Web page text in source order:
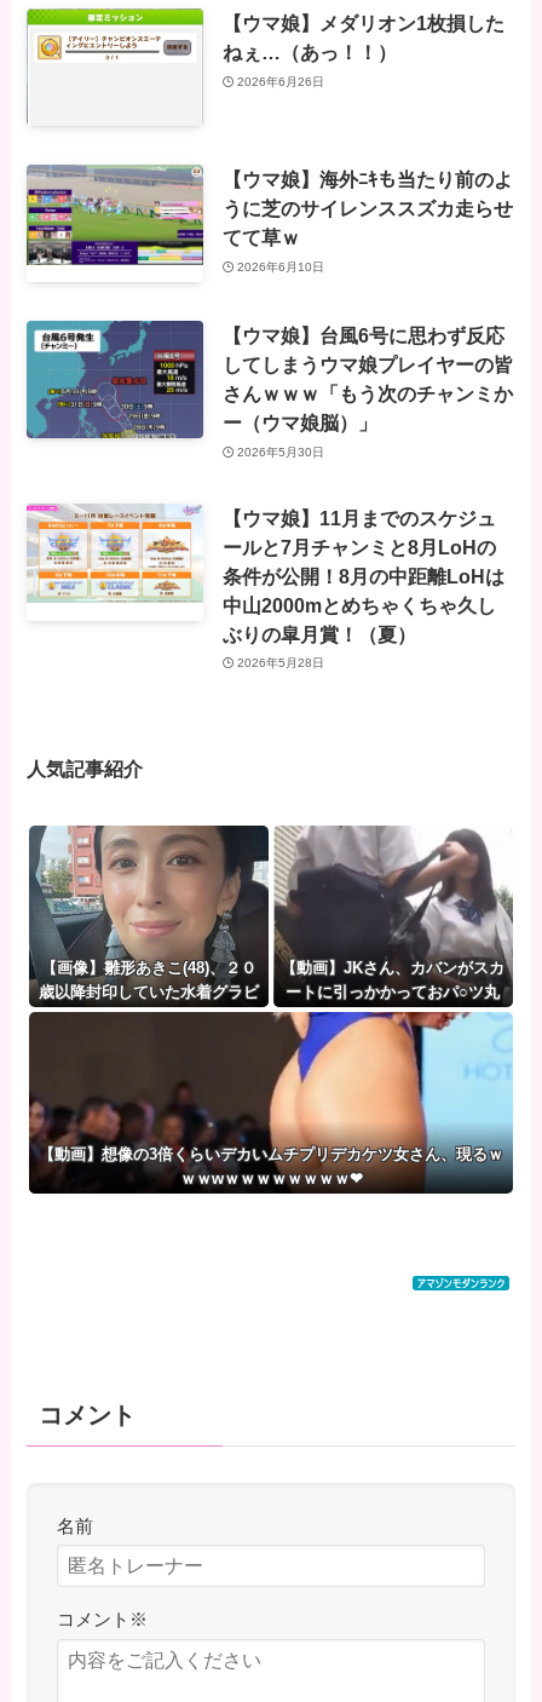
【ウマ娘】メダリオン1枚損した
ねぇ…（あっ！！）
2026年6月26日
【ウマ娘】海外ﾆｷも当たり前のよ
うに芝のサイレンススズカ走らせ
てて草ｗ
2026年6月10日
【ウマ娘】台風6号に思わず反応
してしまうウマ娘プレイヤーの皆
さんｗｗｗ「もう次のチャンミか
ー（ウマ娘脳）」
2026年5月30日
【ウマ娘】11月までのスケジュ
ールと7月チャンミと8月LoHの
条件が公開！8月の中距離LoHは
中山2000mとめちゃくちゃ久し
ぶりの皐月賞！（夏）
2026年5月28日
人気記事紹介
【画像】雛形あきこ(48)、２０
歳以降封印していた水着グラビ
アを遂に解禁ｗｗｗｗ
【動画】JKさん、カバンがスカ
ートに引っかかっておパ○ツ丸
出しになってしまうｗｗｗwｗ
ｗｗｗｗｗｗｗ❤
【動画】想像の3倍くらいデカいムチプリデカケツ女さん、現るｗ
ｗｗwｗｗｗｗｗｗｗｗ❤
コメント
名前
コメント ※